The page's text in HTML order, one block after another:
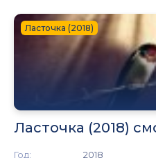
Ласточка (2018)
Ласточка (2018)
Год:
2018